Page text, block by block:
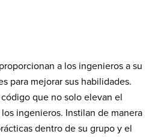
a los ingenieros a su
para mejorar sus habilidades.
que no solo elevan el
ingenieros. Instilan de manera
dentro de su grupo y el